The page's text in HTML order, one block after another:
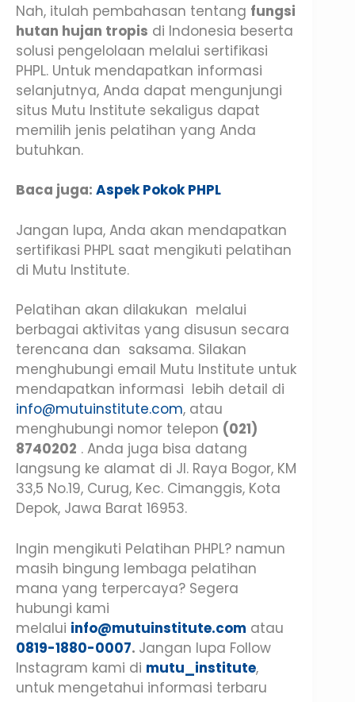
Nah, itulah pembahasan tentang fungsi
hutan hujan tropis di Indonesia beserta
solusi pengelolaan melalui sertifikasi
PHPL. Untuk mendapatkan informasi
selanjutnya, Anda dapat mengunjungi
situs Mutu Institute sekaligus dapat
memilih jenis pelatihan yang Anda
butuhkan.
Baca juga: Aspek Pokok PHPL
Jangan lupa, Anda akan mendapatkan
sertifikasi PHPL saat mengikuti pelatihan
di Mutu Institute.
Pelatihan akan dilakukan melalui
berbagai aktivitas yang disusun secara
terencana dan saksama. Silakan
menghubungi email Mutu Institute untuk
mendapatkan informasi lebih detail di
info@mutuinstitute.com, atau
menghubungi nomor telepon (021)
8740202 . Anda juga bisa datang
langsung ke alamat di Jl. Raya Bogor, KM
33,5 No.19, Curug, Kec. Cimanggis, Kota
Depok, Jawa Barat 16953.
Ingin mengikuti Pelatihan PHPL? namun
masih bingung lembaga pelatihan
mana yang terpercaya? Segera
hubungi kami
melalui info@mutuinstitute.com atau
0819-1880-0007. Jangan lupa Follow
Instagram kami di mutu_institute,
untuk mengetahui informasi terbaru